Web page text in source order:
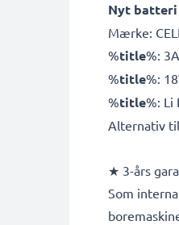
Nyt batteri
Mærke:
%title%:
%title%:
%title%: Li
Alternativ
★ 3-års
Som